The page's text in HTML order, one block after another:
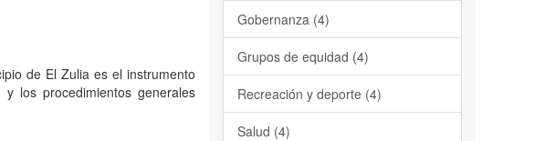
de El Zulia es el instrumento
los procedimientos generales
Gobernanza (4)
Grupos de equidad (4)
Recreación y deporte (4)
Salud (4)